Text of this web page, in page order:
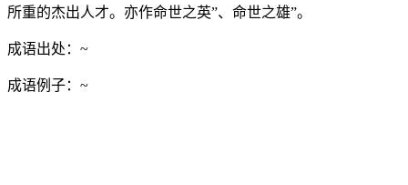
所重的杰出人才。亦作命世之英”、命世之雄”。
成语出处： ~
成语例子： ~